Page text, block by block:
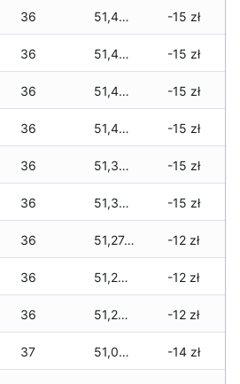
36 51,490 zł -15 zł
36 51,455 zł -15 zł
36 51,455 zł -15 zł
36 51,443 zł -15 zł
36 51,344 zł -15 zł
36 51,309 zł -15 zł
36 51,274 zł -12 zł
36 51,239 zł -12 zł
36 51,204 zł -12 zł
37 51,087 zł -14 zł